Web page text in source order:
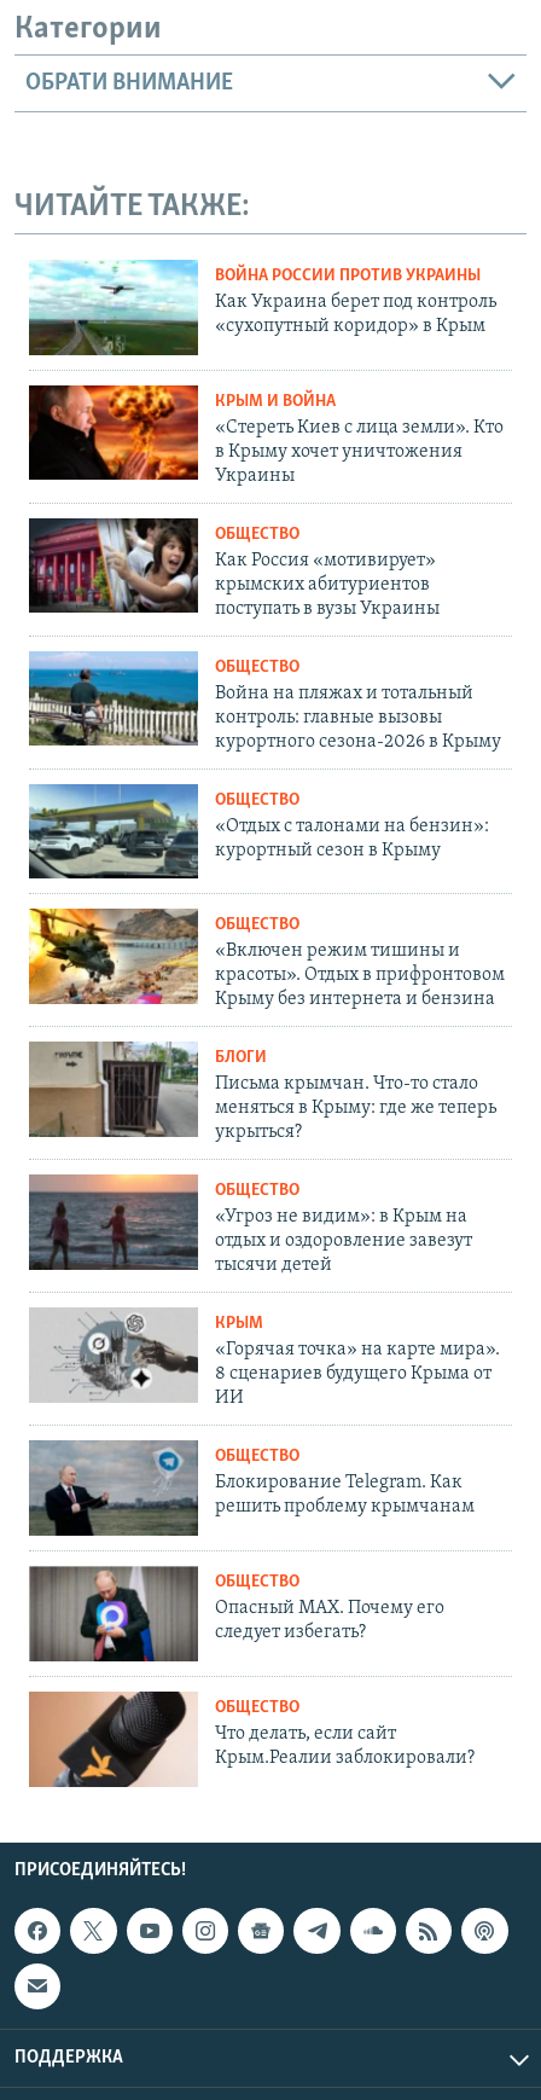
Категории
ОБРАТИ ВНИМАНИЕ
ЧИТАЙТЕ ТАКЖЕ:
ВОЙНА РОССИИ ПРОТИВ УКРАИНЫ
Как Украина берет под контроль
«сухопутный коридор» в Крым
КРЫМ И ВОЙНА
«Стереть Киев с лица земли». Кто
в Крыму хочет уничтожения
Украины
ОБЩЕСТВО
Как Россия «мотивирует»
крымских абитуриентов
поступать в вузы Украины
ОБЩЕСТВО
Война на пляжах и тотальный
контроль: главные вызовы
курортного сезона-2026 в Крыму
ОБЩЕСТВО
«Отдых с талонами на бензин»:
курортный сезон в Крыму
ОБЩЕСТВО
«Включен режим тишины и
красоты». Отдых в прифронтовом
Крыму без интернета и бензина
БЛОГИ
Письма крымчан. Что-то стало
меняться в Крыму: где же теперь
укрыться?
ОБЩЕСТВО
«Угроз не видим»: в Крым на
отдых и оздоровление завезут
тысячи детей
КРЫМ
«Горячая точка» на карте мира».
8 сценариев будущего Крыма от
ИИ
ОБЩЕСТВО
Блокирование Telegram. Как
решить проблему крымчанам
ОБЩЕСТВО
Опасный MAX. Почему его
следует избегать?
ОБЩЕСТВО
Что делать, если сайт
Крым.Реалии заблокировали?
ПРИСОЕДИНЯЙТЕСЬ!
ПОДДЕРЖКА